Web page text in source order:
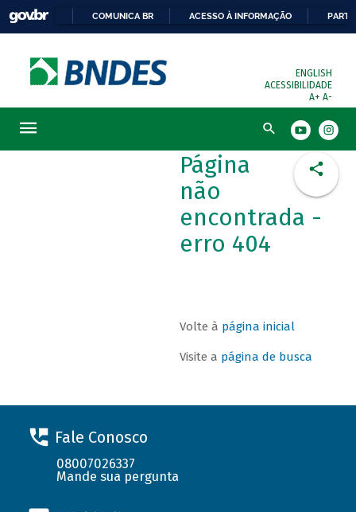
COMUNICA BR ACESSO À INFORMAÇÃO
ENGLISH
ACESSIBILIDADE
A+ A-
Busca
Página
não
encontrada -
erro 404
Volte à página inicial
Visite a página de busca
Fale Conosco
08007026337
Mande sua pergunta